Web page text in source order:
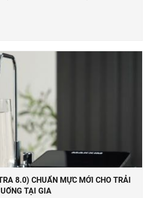
8.0) CHUẨN MỰC MỚI CHO TRẢI
TẠI GIA